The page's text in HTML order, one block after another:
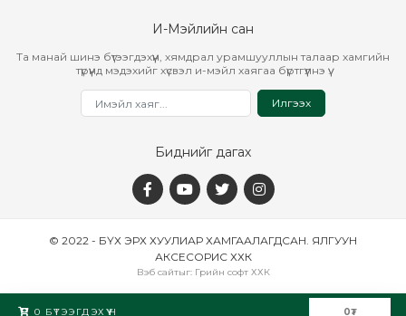
И-Мэйлийн сан
Та манай шинэ бүтээгдэхүүн, хямдрал урамшууллын талаар хамгийн
түрүүнд мэдэхийг хүсвэл и-мэйл хаягаа бүртгүүлнэ үү.
Илгээх
Биднийг дагах
© 2022 - БҮХ ЭРХ ХУУЛИАР ХАМГААЛАГДСАН. ЯЛГУУН
АКСЕСОРИС ХХК
Вэб сайтыг: Грийн софт ХХК
0 БҮТЭЭГДЭХҮҮН 0₮